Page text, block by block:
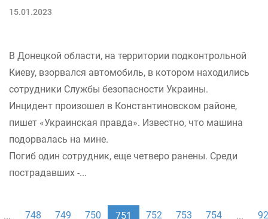
15.01.2023
В Донецкой области, на территории подконтрольной
Киеву, взорвался автомобиль, в котором находились
сотрудники Службы безопасности Украины.
Инцидент произошел в Константиновском районе,
пишет «Украинская правда». Известно, что машина
подорвалась на мине.
Погиб один сотрудник, еще четверо ранены. Среди
пострадавших -...
... 748 749 750 751 752 753 754 ...